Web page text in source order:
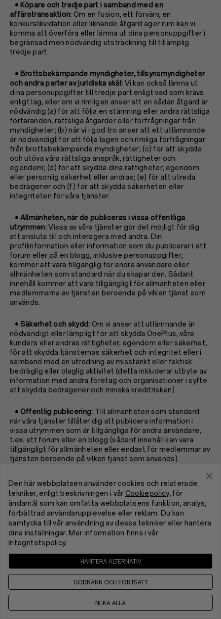
• Köpare och tredje part i samband med en
affärstransaktion: Om en fusion, ett förvärv, en
konkurslikvidation eller liknande åtgärd äger rum kan vi
komma att överföra eller lämna ut dina personuppgifter i
begränsad men nödvändig utsträckning till tillämplig
tredje part.
• Brottsbekämpande myndigheter, tillsynsmyndigheter
och andra parter av juridiska skäl: Vi kan också lämna ut
dina personuppgifter till tredje part enligt vad som krävs
enligt lag, eller om vi rimligen anser att en sådan åtgärd är
nödvändig (a) för att följa en stämning eller andra rättsliga
förfaranden, rättsliga åtgärder eller förfrågningar från
myndigheter; (b) när vi i god tro anser att ett utlämnande
är nödvändigt för att följa lagen och rimliga förfrågningar
från brottsbekämpande myndigheter; (c) för att skydda
och utöva våra rättsliga anspråk, rättigheter och
egendom; (d) för att skydda dina rättigheter, egendom
eller personlig säkerhet eller andras; (e) för att utreda
bedrägerier och (f) för att skydda säkerheten eller
integriteten för våra tjänster.
• Allmänheten, när de publiceras i vissa offentliga
utrymmen:Vissa av våra tjänster gör det möjligt för dig
att ansluta till och interagera med andra. Din
profilinformation eller information som du publicerar i ett
forum eller på en blogg, inklusive personuppgifter,
kommer att vara tillgänglig för andra användare eller
allmänheten som standard när du skapar den. Sådant
innehåll kommer att vara tillgängligt för allmänheten eller
medlemmarna av tjänsten beroende på vilken tjänst som
används.
• Säkerhet och skydd: Om vi anser att utlämnande är
nödvändigt eller lämpligt för att skydda OnePlus, våra
kunders eller andras rättigheter, egendom eller säkerhet,
för att skydda tjänsternas säkerhet och integritet eller i
samband med en utredning av misstänkt eller faktisk
bedräglig eller olaglig aktivitet (detta inkluderar utbyte av
information med andra företag och organisationer i syfte
att skydda bedrägerier och minska kreditrisken)
• Offentlig publicering: Till allmänheten som standard
när våra tjänster tillåter dig att publicera information i
vissa utrymmen som är tillgängliga för andra användare,
t.ex. ett forum eller en blogg (sådant innehåll kan vara
tillgängligt för allmänheten eller endast för medlemmar av
tjänsten beroende på vilken tjänst som används)
• I övrigt med samtycke:Vi kan lämna ut dina
personuppgifter till vissa andra tredje parter med ditt
samtycke.
VII. Hur dina personuppgifter överförs globalt
1. Vi utnyttjar våra resurser och servrar runt om i världen
för att tillhandahålla tjänster. Vi har datacenter i USA,
Frankrike, Singapore, Indien och Indonesien, vilket innebär
överföras till eller nås från länder eller regioner utanför
där du använder våra tjänster.
2. Observera att olika länder eller regioner erbjuder olika
Den här webbplatsen använder cookies och relaterade
tekniker, enligt beskrivningen i vårCookiepolicy, för
ändamål som kan omfatta webbplatsens funktion, analys,
förbättrad användarupplevelse eller reklam. Du kan
samtycka till vår användning av dessa tekniker eller hantera
dina inställningar. Mer information finns i vår
Integritetspolicy.
HANTERA ALTERNATIV
GODKÄNN OCH FORTSÄTT
NEKA ALLA